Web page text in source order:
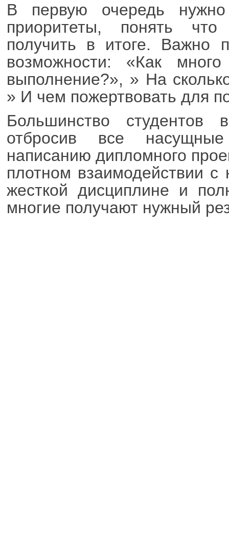
В первую очередь
приоритеты, понять
получить в итоге. Важно
возможности: «Как
выполнение?», » На
» И чем пожертвовать для
Большинство
отбросив все
написанию дипломного
плотном взаимодействии
жесткой дисциплине и
многие получают нужный